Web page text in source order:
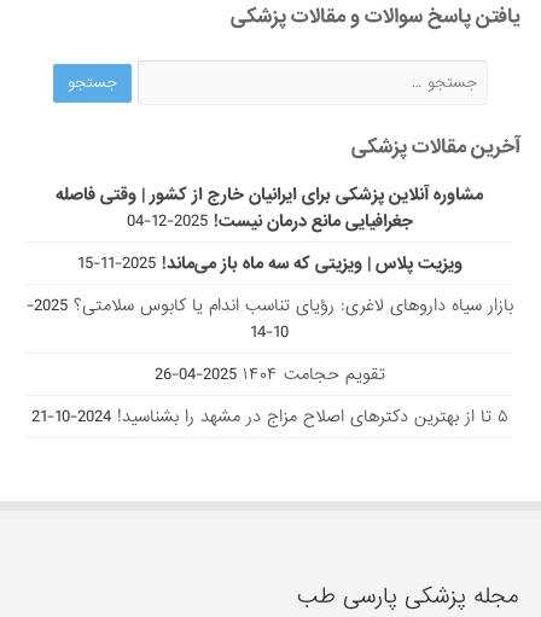
یافتن پاسخ سوالات و مقالات پزشکی
آخرین مقالات پزشکی
مشاوره آنلاین پزشکی برای ایرانیان خارج از کشور | وقتی فاصله
جغرافیایی مانع درمان نیست! 2025-12-04
ویزیت پلاس | ویزیتی که سه ماه باز می‌ماند! 2025-11-15
بازار سیاه داروهای لاغری: رؤیای تناسب اندام یا کابوس سلامتی؟
2025-
10-14
تقویم حجامت ۱۴۰۴
2025-04-26
۵ تا از بهترین دکتر‌های اصلاح مزاج در مشهد را بشناسید!
2024-10-21
مجله پزشکی پارسی طب